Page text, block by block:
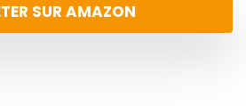
SUR AMAZON